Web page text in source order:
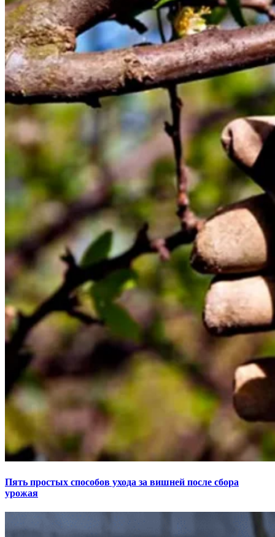
Пять простых способов ухода за вишней после сбора
урожая